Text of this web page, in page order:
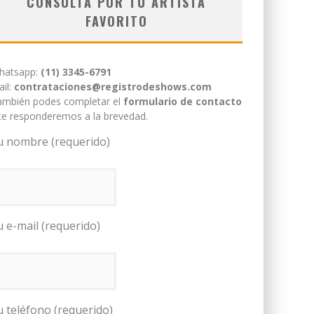
FAVORITO
(11) 3345-6791
contrataciones@registrodeshows.com
podes completar el formulario de contacto
responderemos a la brevedad.
nombre (requerido)
e-mail (requerido)
teléfono (requerido)